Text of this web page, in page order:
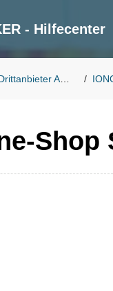
- Hilfecenter
Apps